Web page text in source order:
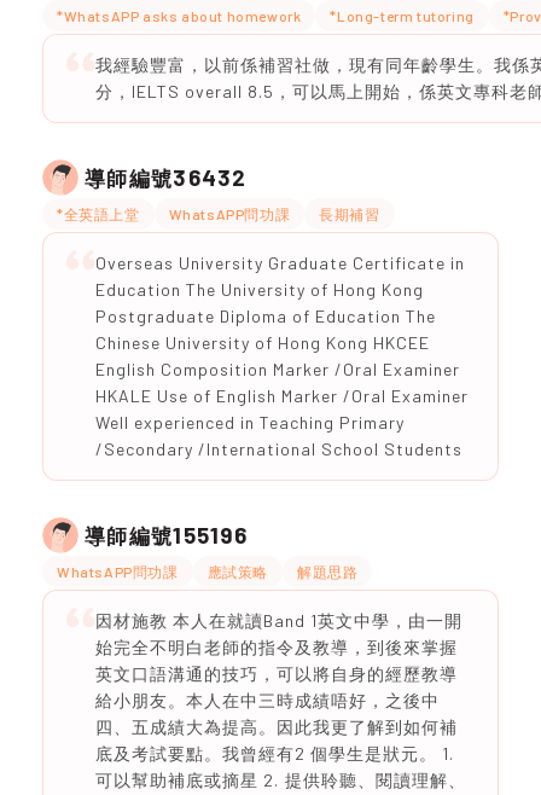
*WhatsAPP asks about homework *Long-term tutoring
我經驗豐富，以前係補習社做，現有同年齡學生。我係
分，IELTS overall 8.5，可以馬上開始，係英文專科老
導師編號36432
*全英語上堂 WhatsAPP問功課 長期補習
Overseas University Graduate Certificate in
Education The University of Hong Kong
Postgraduate Diploma of Education The
Chinese University of Hong Kong HKCEE
English Composition Marker /Oral Examiner
HKALE Use of English Marker /Oral Examiner
Well experienced in Teaching Primary
/Secondary /International School Students
導師編號155196
WhatsAPP問功課 應試策略 解題思路
因材施教 本人在就讀Band 1英文中學，由一開
始完全不明白老師的指令及教導，到後來掌握
英文口語溝通的技巧，可以將自身的經歷教導
給小朋友。本人在中三時成績唔好，之後中
四、五成績大為提高。因此我更了解到如何補
底及考試要點。我曾經有2 個學生是狀元。 1.
可以幫助補底或摘星 2. ⁠提供聆聽、閱讀理解、